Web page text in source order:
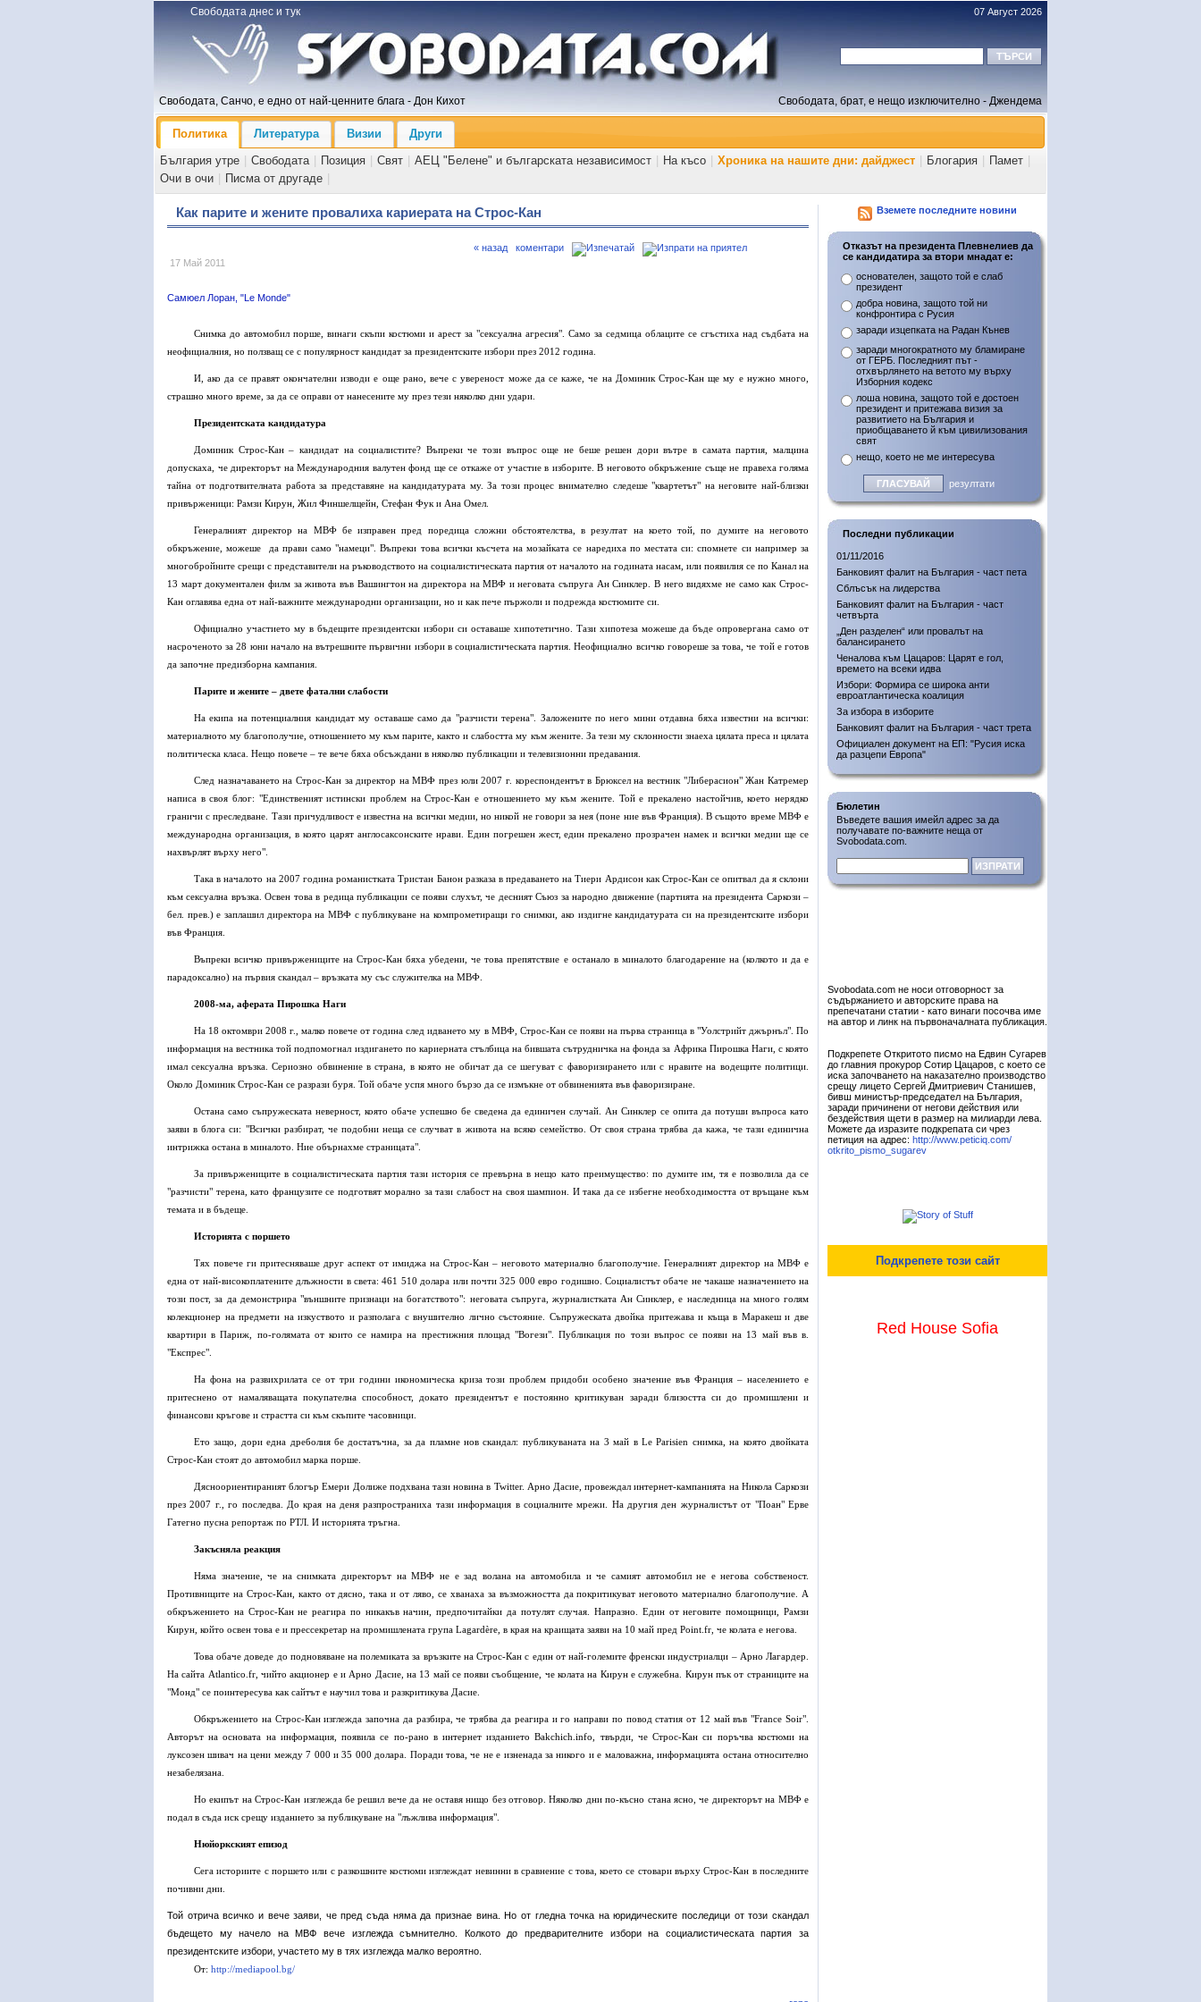
Свободата днес и тук 07 Август 2026
Свободата, Санчо, е едно от най-ценните блага - Дон Кихот Свободата, брат, е нещо изключително - Джендема
Политика Литература Визии
Други
България утре
Свободата Позиция Свят АЕЦ "Белене" и българската независимост На късо Хроника на нашите дни: дайджест Блогария Памет
Очи в очи
Писма от другаде
Как парите и жените провалиха кариерата на Строс-Кан
17 Май 2011
« назад коментари
Самюел Лоран, "Le Monde"
Снимка до автомобил порше, винаги скъпи костюми и арест за "сексуална агресия". Само за седмица облаците се сгъстиха над съдбата на
неофициалния, но ползващ се с популярност кандидат за президентските избори през 2012 година.
И, ако да се правят окончателни изводи е още рано, вече с увереност може да се каже, че на Доминик Строс-Кан ще му е нужно много,
страшно много време, за да се оправи от нанесените му през тези няколко дни удари.
Президентската кандидатура
Доминик Строс-Кан – кандидат на социалистите? Въпреки че този въпрос още не беше решен дори вътре в самата партия, малцина
допускаха, че директорът на Международния валутен фонд ще се откаже от участие в изборите. В неговото обкръжение съще не правеха голяма
тайна от подготвителната работа за представяне на кандидатурата му. За този процес внимателно следеше "квартетът" на неговите най-близки
привърженици: Рамзи Кирун, Жил Финшелщейн, Стефан Фук и Ана Омел.
Генералният директор на МВФ бе изправен пред поредица сложни обстоятелства, в резултат на което той, по думите на неговото
обкръжение, можеше да прави само "намеци". Въпреки това всички късчета на мозайката се наредиха по местата си: спомнете си например за
многобройните срещи с представители на ръководството на социалистическата партия от началото на годината насам, или появилия се по Канал на
13 март документален филм за живота във Вашингтон на директора на МВФ и неговата съпруга Ан Синклер. В него видяхме не само как Строс-
Кан оглавява една от най-важните международни организации, но и как пече пържоли и подрежда костюмите си.
Официално участието му в бъдещите президентски избори си оставаше хипотетично. Тази хипотеза можеше да бъде опровергана само от
насроченото за 28 юни начало на вътрешните първични избори в социалистическата партия. Неофициално всичко говореше за това, че той е готов
да започне предизборна кампания.
Парите и жените – двете фатални слабости
На екипа на потенциалния кандидат му оставаше само да "разчисти терена". Заложените по него мини отдавна бяха известни на всички:
материалното му благополучие, отношението му към парите, както и слабостта му към жените. За тези му склонности знаеха цялата преса и цялата
политическа класа. Нещо повече – те вече бяха обсъждани в няколко публикации и телевизионни предавания.
След назначаването на Строс-Кан за директор на МВФ през юли 2007 г. кореспондентът в Брюксел на вестник "Либерасион" Жан Катремер
написа в своя блог: "Единственият истински проблем на Строс-Кан е отношението му към жените. Той е прекалено настойчив, което нерядко
граничи с преследване. Тази причудливост е известна на всички медии, но никой не говори за нея (поне ние във Франция). В същото време МВФ е
международна организация, в която царят англосаксонските нрави. Един погрешен жест, един прекалено прозрачен намек и всички медии ще се
нахвърлят върху него".
Така в началото на 2007 година романистката Тристан Банон разказа в предаването на Тиери Ардисон как Строс-Кан се опитвал да я склони
към сексуална връзка. Освен това в редица публикации се появи слухът, че десният Съюз за народно движение (партията на президента Саркози –
бел. прев.) е заплашил директора на МВФ с публикуване на компрометиращи го снимки, ако издигне кандидатурата си на президентските избори
във Франция.
Въпреки всичко привържениците на Строс-Кан бяха убедени, че това препятствие е останало в миналото благодарение на (колкото и да е
парадоксално) на първия скандал – връзката му със служителка на МВФ.
2008-ма, аферата Пирошка Наги
На 18 октомври 2008 г., малко повече от година след идването му в МВФ, Строс-Кан се появи на първа страница в "Уолстрийт джърнъл". По
информация на вестника той подпомогнал издигането по кариерната стълбица на бившата сътрудничка на фонда за Африка Пирошка Наги, с която
имал сексуална връзка. Сериозно обвинение в страна, в която не обичат да се шегуват с фаворизирането или с нравите на водещите политици.
Около Доминик Строс-Кан се разрази буря. Той обаче успя много бързо да се измъкне от обвиненията във фаворизиране.
Остана само съпружеската неверност, която обаче успешно бе сведена да единичен случай. Ан Синклер се опита да потуши въпроса като
заяви в блога си: "Всички разбират, че подобни неща се случват в живота на всяко семейство. От своя страна трябва да кажа, че тази единична
интрижка остана в миналото. Ние обърнахме страницата".
За привържениците в социалистическата партия тази история се превърна в нещо като преимущество: по думите им, тя е позволила да се
"разчисти" терена, като французите се подготвят морално за тази слабост на своя шампион. И така да се избегне необходимостта от връщане към
темата и в бъдеще.
Историята с поршето
Тях повече ги притесняваше друг аспект от имиджа на Строс-Кан – неговото материално благополучие. Генералният директор на МВФ е
една от най-високоплатените длъжности в света: 461 510 долара или почти 325 000 евро годишно. Социалистът обаче не чакаше назначението на
този пост, за да демонстрира "външните признаци на богатството": неговата съпруга, журналистката Ан Синклер, е наследница на много голям
колекционер на предмети на изкуството и разполага с внушително лично състояние. Съпружеската двойка притежава и къща в Маракеш и две
квартири в Париж, по-голямата от които се намира на престижния площад "Вогези". Публикация по този въпрос се появи на 13 май във в.
"Експрес".
На фона на развихрилата се от три години икономическа криза този проблем придоби особено значение във Франция – населението е
притеснено от намаляващата покупателна способност, докато президентът е постоянно критикуван заради близостта си до промишлени и
финансови кръгове и страстта си към скъпите часовници.
Ето защо, дори една дреболия бе достатъчна, за да пламне нов скандал: публикуваната на 3 май в Le Parisien снимка, на която двойката
Строс-Кан стоят до автомобил марка порше.
Дясноориентираният блогър Емери Долиже подхвана тази новина в Twitter. Арно Дасие, провеждал интернет-кампанията на Никола Саркози
през 2007 г., го последва. До края на деня разпространиха тази информация в социалните мрежи. На другия ден журналистът от "Поан" Ерве
Гатегно пусна репортаж по РТЛ. И историята тръгна.
Закъсняла реакция
Няма значение, че на снимката директорът на МВФ не е зад волана на автомобила и че самият автомобил не е негова собственост.
Противниците на Строс-Кан, както от дясно, така и от ляво, се хванаха за възможността да покритикуват неговото материално благополучие. А
обкръжението на Строс-Кан не реагира по никакъв начин, предпочитайки да потулят случая. Напразно. Един от неговите помощници, Рамзи
Кирун, който освен това е и прессекретар на промишлената група Lagardère, в края на краищата заяви на 10 май пред Point.fr, че колата е негова.
Това обаче доведе до подновяване на полемиката за връзките на Строс-Кан с един от най-големите френски индустриалци – Арно Лагардер.
На сайта Atlantico.fr, чийто акционер е и Арно Дасие, на 13 май се появи съобщение, че колата на Кирун е служебна. Кирун пък от страниците на
"Монд" се поинтересува как сайтът е научил това и разкритикува Дасие.
Обкръжението на Строс-Кан изглежда започна да разбира, че трябва да реагира и го направи по повод статия от 12 май във "France Soir".
Авторът на основата на информация, появила се по-рано в интернет изданието Bakchich.info, твърди, че Строс-Кан си поръчва костюми на
луксозен шивач на цени между 7 000 и 35 000 долара. Поради това, че не е изненада за никого и е маловажна, информацията остана относително
незабелязана.
Но екипът на Строс-Кан изглежда бе решил вече да не оставя нищо без отговор. Няколко дни по-късно стана ясно, че директорът на МВФ е
подал в съда иск срещу изданието за публикуване на "лъжлива информация".
Нюйоркският епизод
Сега историите с поршето или с разкошните костюми изглеждат невинни в сравнение с това, което се стовари върху Строс-Кан в последните
почивни дни.
Той отрича всичко и вече заяви, че пред съда няма да признае вина. Но от гледна точка на юридическите последици от този скандал
бъдещето му начело на МВФ вече изглежда съмнително. Колкото до предварителните избори на социалистическата партия за
президентските избори, участето му в тях изглежда малко вероятно.
От: http://mediapool.bg/
Вземете последните новини
Отказът на президента Плевнелиев да
се кандидатира за втори мнадат е:
основателен, защото той е слаб
президент
добра новина, защото той ни
конфронтира с Русия
заради изцепката на Радан Кънев
заради многократното му бламиране
от ГЕРБ. Последният път -
отхвърлянето на ветото му върху
Изборния кодекс
лоша новина, защото той е достоен
президент и притежава визия за
развитието на България и
приобщаването й към цивилизования
свят
нещо, което не ме интересува
резултати
Последни публикации
01/11/2016
Банковият фалит на България - част пета
Сблъсък на лидерства
Банковият фалит на България - част
четвърта
„Ден разделен“ или провалът на
балансирането
Ченалова към Цацаров: Царят е гол,
времето на всеки идва
Избори: Формира се широка анти
евроатлантическа коалиция
За избора в изборите
Банковият фалит на България - част трета
Официален документ на ЕП: "Русия иска
да разцепи Европа"
Бюлетин
Въведете вашия имейл адрес за да
получавате по-важните неща от
Svobodata.com.
Svobodata.com не носи отговорност за
съдържанието и авторските права на
препечатани статии - като винаги посочва име
на автор и линк на първоначалната публикация.
Подкрепете Откритото писмо на Едвин Сугарев
до главния прокурор Сотир Цацаров, с което се
иска започването на наказателно производство
срещу лицето Сергей Дмитриевич Станишев,
бивш министър-председател на България,
заради причинени от негови действия или
бездействия щети в размер на милиарди лева.
Можете да изразите подкрепата си чрез
петиция на адрес: http://www.peticiq.com/
otkrito_pismo_sugarev
Подкрепете този сайт
Red House Sofia